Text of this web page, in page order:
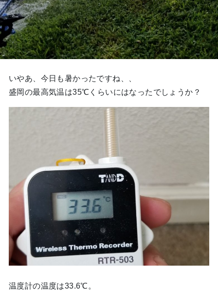
いやあ、今日も暑かったですね、、
盛岡の最高気温は35℃くらいにはなったでしょうか？
温度計の温度は33.6℃。